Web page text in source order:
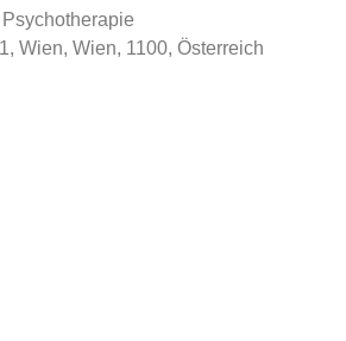
Wien, Wien, 1100, Österreich